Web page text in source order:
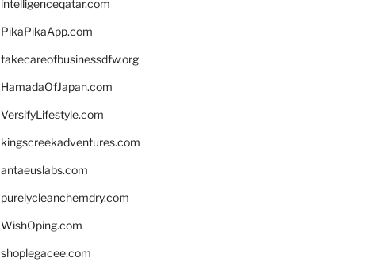
intelligenceqatar.com
PikaPikaApp.com
takecareofbusinessdfw.org
HamadaOfJapan.com
VersifyLifestyle.com
kingscreekadventures.com
antaeuslabs.com
purelycleanchemdry.com
WishOping.com
shoplegacee.com